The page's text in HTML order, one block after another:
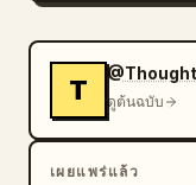
T ดูต้นฉบับ
เผยแพร่แล้ว